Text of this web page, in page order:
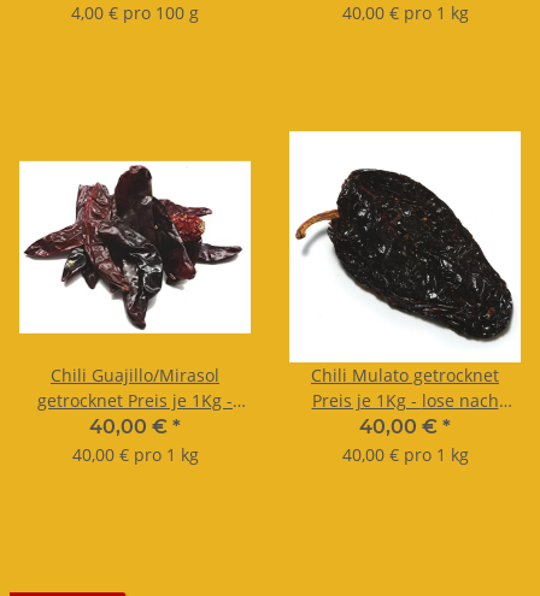
4,00 € pro 100 g
40,00 € pro 1 kg
Chili Guajillo/Mirasol
getrocknet Preis je 1Kg -
lose nach Gewicht.
40,00 € *
40,00 € pro 1 kg
Chili Mulato getrocknet
Preis je 1Kg - lose nach
Gewicht.
40,00 € *
40,00 € pro 1 kg